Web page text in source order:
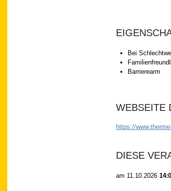
Bei
Barrierearm
WEBSEITE
https://
DIESE
am 11.10.2026